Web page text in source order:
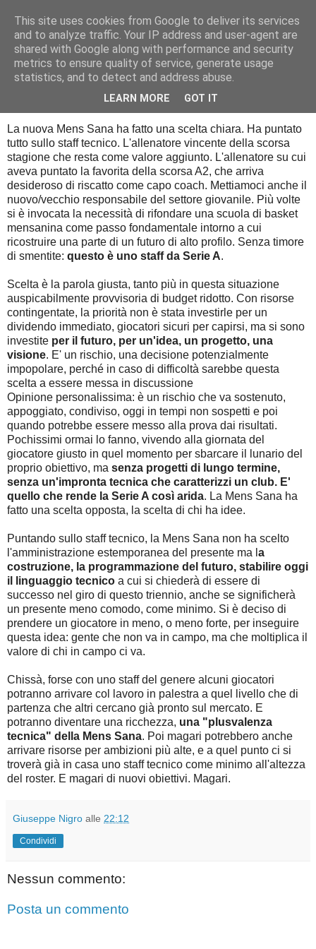
Palla al cerchio
domenica 12 luglio 2015
La nuova Mens Sana ha fatto una scelta chiara. Ha puntato
tutto sullo staff tecnico. L'allenatore vincente della scorsa
stagione che resta come valore aggiunto. L'allenatore su cui
aveva puntato la favorita della scorsa A2, che arriva
desideroso di riscatto come capo coach. Mettiamoci anche il
nuovo/vecchio responsabile del settore giovanile. Più volte
si è invocata la necessità di rifondare una scuola di basket
mensanina come passo fondamentale intorno a cui
ricostruire una parte di un futuro di alto profilo. Senza timore
di smentite: questo è uno staff da Serie A.
Scelta è la parola giusta, tanto più in questa situazione
auspicabilmente provvisoria di budget ridotto. Con risorse
contingentate, la priorità non è stata investirle per un
dividendo immediato, giocatori sicuri per capirsi, ma si sono
investite per il futuro, per un'idea, un progetto, una
visione. E' un rischio, una decisione potenzialmente
impopolare, perché in caso di difficoltà sarebbe questa
scelta a essere messa in discussione
Opinione personalissima: è un rischio che va sostenuto,
appoggiato, condiviso, oggi in tempi non sospetti e poi
quando potrebbe essere messo alla prova dai risultati.
Pochissimi ormai lo fanno, vivendo alla giornata del
giocatore giusto in quel momento per sbarcare il lunario del
proprio obiettivo, ma senza progetti di lungo termine,
senza un'impronta tecnica che caratterizzi un club. E'
quello che rende la Serie A così arida. La Mens Sana ha
fatto una scelta opposta, la scelta di chi ha idee.
Puntando sullo staff tecnico, la Mens Sana non ha scelto
l'amministrazione estemporanea del presente ma l a
costruzione, la programmazione del futuro, stabilire oggi
il linguaggio tecnico a cui si chiederà di essere di
successo nel giro di questo triennio, anche se significherà
un presente meno comodo, come minimo. Si è deciso di
prendere un giocatore in meno, o meno forte, per inseguire
questa idea: gente che non va in campo, ma che moltiplica il
valore di chi in campo ci va.
Chissà, forse con uno staff del genere alcuni giocatori
potranno arrivare col lavoro in palestra a quel livello che di
partenza che altri cercano già pronto sul mercato. E
potranno diventare una ricchezza, una "plusvalenza
tecnica" della Mens Sana. Poi magari potrebbero anche
arrivare risorse per ambizioni più alte, e a quel punto ci si
troverà già in casa uno staff tecnico come minimo all'altezza
del roster. E magari di nuovi obiettivi. Magari.
Giuseppe Nigro alle 22:12
Condividi
Nessun commento:
Posta un commento
This site uses cookies from Google to deliver its services
and to analyze traffic. Your IP address and user-agent are
shared with Google along with performance and security
metrics to ensure quality of service, generate usage
statistics, and to detect and address abuse.
LEARN MORE GOT IT